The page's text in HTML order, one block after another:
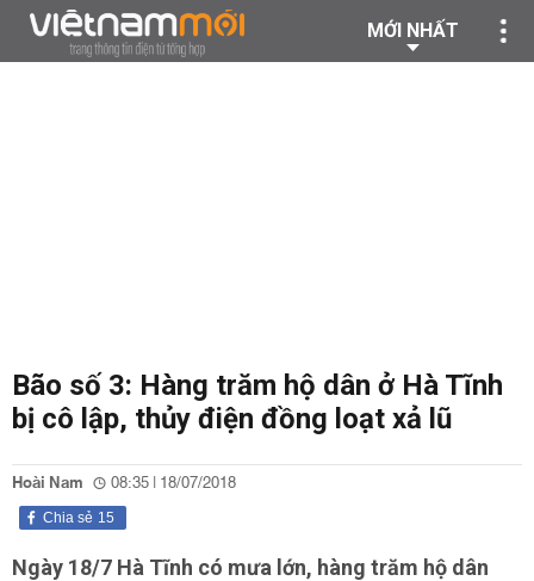
MỚI NHẤT
Bão số 3: Hàng trăm hộ dân ở Hà Tĩnh
bị cô lập, thủy điện đồng loạt xả lũ
Hoài Nam 08:35 | 18/07/2018
15
Chia sẻ
Ngày 18/7 Hà Tĩnh có mưa lớn, hàng trăm hộ dân